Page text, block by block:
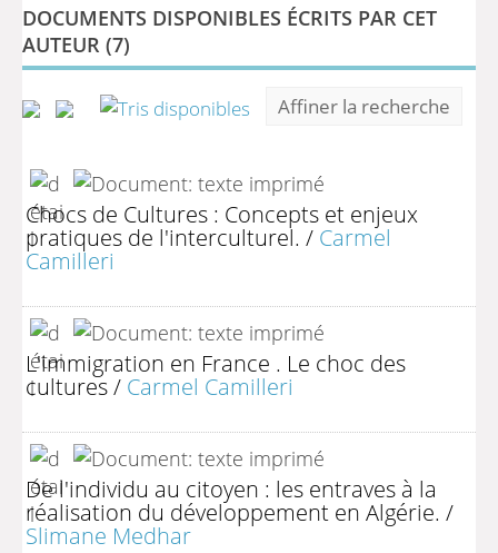
DOCUMENTS DISPONIBLES ÉCRITS PAR CET
AUTEUR (7)
Affiner la recherche
Chocs de Cultures : Concepts et enjeux
pratiques de l'interculturel. / Carmel
Camilleri
L'immigration en France . Le choc des
cultures/ Carmel Camilleri
De l'individu au citoyen : les entraves à la
réalisation du développement en Algérie. /
Slimane Medhar